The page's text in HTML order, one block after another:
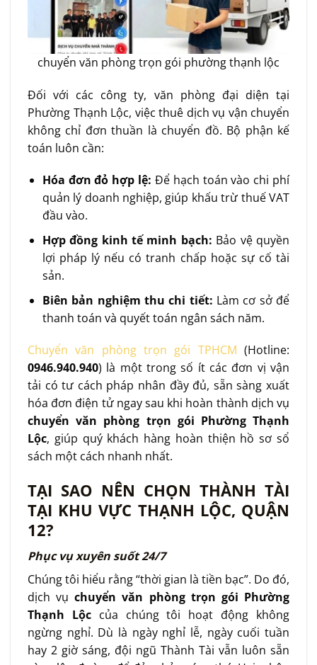
chuyển văn phòng trọn gói phường thạnh lộc
Đối với các công ty, văn phòng đại diện tại
Phường Thạnh Lộc, việc thuê dịch vụ vận chuyển
không chỉ đơn thuần là chuyển đồ. Bộ phận kế
toán luôn cần:
Hóa đơn đỏ hợp lệ: Để hạch toán vào chi phí
quản lý doanh nghiệp, giúp khấu trừ thuế VAT
đầu vào.
Hợp đồng kinh tế minh bạch: Bảo vệ quyền
lợi pháp lý nếu có tranh chấp hoặc sự cố tài
sản.
Biên bản nghiệm thu chi tiết: Làm cơ sở để
thanh toán và quyết toán ngân sách năm.
Chuyển văn phòng trọn gói TPHCM (Hotline:
0946.940.940) là một trong số ít các đơn vị vận
tải có tư cách pháp nhân đầy đủ, sẵn sàng xuất
hóa đơn điện tử ngay sau khi hoàn thành dịch vụ
chuyển văn phòng trọn gói Phường Thạnh
Lộc, giúp quý khách hàng hoàn thiện hồ sơ sổ
sách một cách nhanh nhất.
TẠI SAO NÊN CHỌN THÀNH TÀI
TẠI KHU VỰC THẠNH LỘC, QUẬN
12?
Phục vụ xuyên suốt 24/7
Chúng tôi hiểu rằng “thời gian là tiền bạc”. Do đó,
dịch vụchuyển văn phòng trọn gói Phường
Thạnh Lộccủa chúng tôi hoạt động không
ngừng nghỉ. Dù là ngày nghỉ lễ, ngày cuối tuần
hay 2 giờ sáng, đội ngũ Thành Tài vẫn luôn sẵn